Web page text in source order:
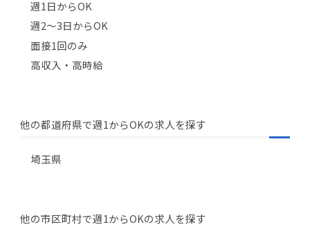
週1日からOK
週2〜3日からOK
面接1回のみ
高収入・高時給
他の都道府県で週1からOKの求人を探す
埼玉県
他の市区町村で週1からOKの求人を探す